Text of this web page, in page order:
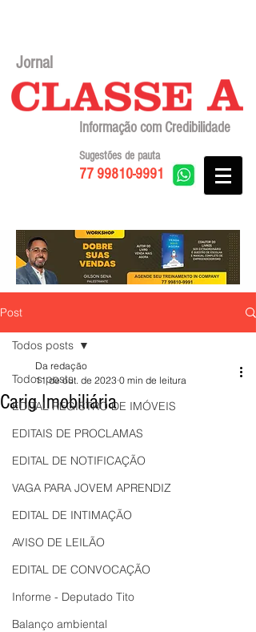
Jornal
Informação com Credibilidade
77 99810-9991
Sugestões de pauta
Post
Todos posts
EDITAL REGISTRO DE IMÓVEIS
EDITAIS DE PROCLAMAS
EDITAL DE NOTIFICAÇÃO
VAGA PARA JOVEM APRENDIZ
EDITAL DE INTIMAÇÃO
AVISO DE LEILÃO
EDITAL DE CONVOCAÇÃO
Informe - Deputado Tito
Balanço ambiental
Todos posts
Carig Imobiliária
Da redação
11 de out. de 2023 0 min de leitura